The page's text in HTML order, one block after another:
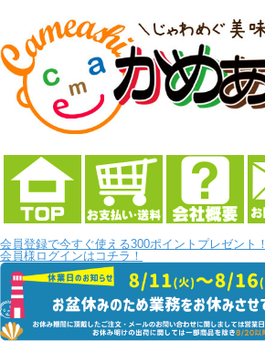
会員登録で今すぐ使える300ポイントプレゼント！
会員様ログインはコチラ！